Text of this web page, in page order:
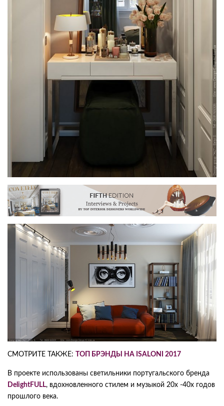
СМОТРИТЕ ТАКЖЕ: ТОП БРЭНДЫ НА ISALONI 2017
В проекте использованы светильники португальского бренда
DelightFULL, вдохновленного стилем и музыкой 20х -40х годов
прошлого века.